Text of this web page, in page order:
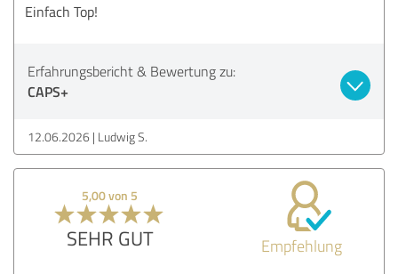
Einfach Top!
Erfahrungsbericht & Bewertung zu:
CAPS+
12.06.2026 Ludwig S.
5,00 von 5
SEHR GUT Empfehlung